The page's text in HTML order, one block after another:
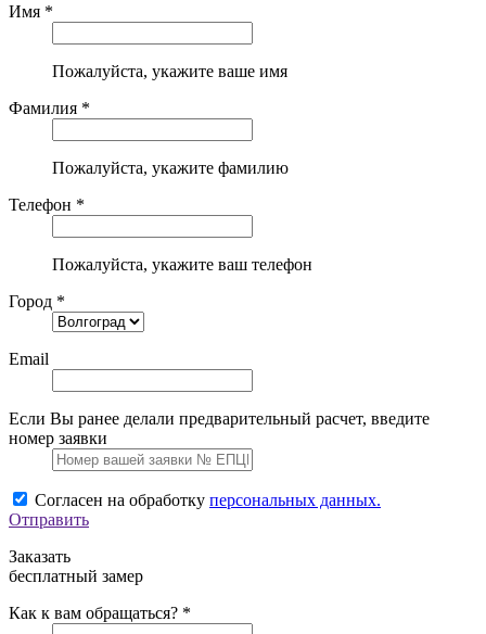
Имя *
Пожалуйста, укажите ваше имя
Фамилия *
Пожалуйста, укажите фамилию
Телефон *
Пожалуйста, укажите ваш телефон
Город *
Email
Если Вы ранее делали предварительный расчет, введите
номер заявки
Согласен на обработку персональных данных.
Отправить
Заказать
бесплатный замер
Как к вам обращаться? *